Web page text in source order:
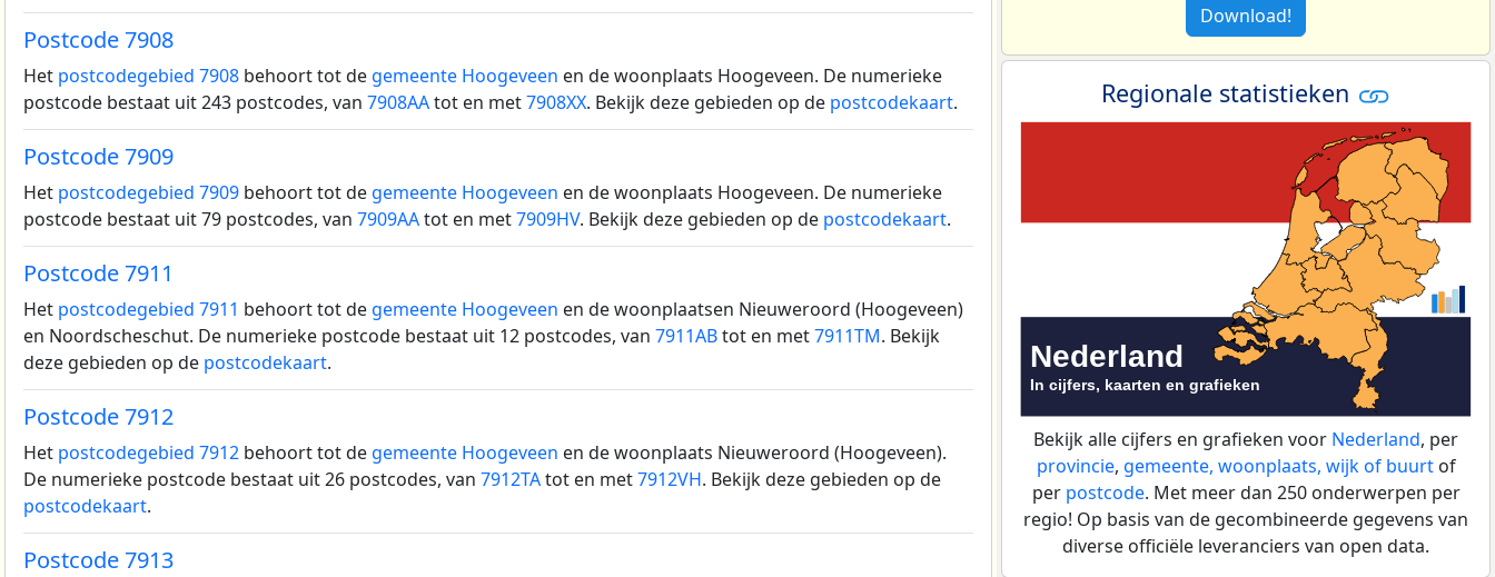
Postcode 7908
Het postcodegebied 7908 behoort tot de gemeente Hoogeveen en de woonplaats Hoogeveen. De numerieke
postcode bestaat uit 243 postcodes, van 7908AAtot en met7908XX. Bekijk deze gebieden op de postcodekaart.
Postcode 7909
Het postcodegebied 7909 behoort tot de gemeente Hoogeveen en de woonplaats Hoogeveen. De numerieke
postcode bestaat uit 79 postcodes, van 7909AAtot en met7909HV. Bekijk deze gebieden op de postcodekaart.
Postcode 7911
Het postcodegebied 7911 behoort tot de gemeente Hoogeveen en de woonplaatsen Nieuweroord (Hoogeveen)
en Noordscheschut. De numerieke postcode bestaat uit 12 postcodes, van 7911ABtot en met7911TM. Bekijk
deze gebieden op de postcodekaart.
Postcode 7912
Het postcodegebied 7912 behoort tot de gemeente Hoogeveen en de woonplaats Nieuweroord (Hoogeveen).
De numerieke postcode bestaat uit 26 postcodes, van 7912TAtot en met7912VH. Bekijk deze gebieden op de
postcodekaart.
Postcode 7913
Download!
Regionale statistieken
Bekijk alle cijfers en grafieken voor Nederland, per
provincie, gemeente, woonplaats, wijk of buurtof
per postcode. Met meer dan 250 onderwerpen per
regio! Op basis van de gecombineerde gegevens van
diverse officiële leveranciers van open data.